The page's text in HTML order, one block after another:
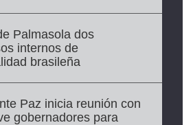
Palmasola dos
internos de
brasileña
Paz inicia reunión con
gobernadores para